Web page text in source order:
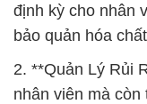
định kỳ cho nhân
bảo quản hóa
2. **Quản Lý Rủi
nhân viên mà